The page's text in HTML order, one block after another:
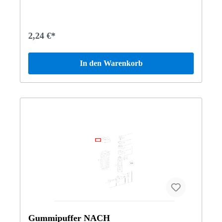
2,24 €*
In den Warenkorb
Gummipuffer NACH